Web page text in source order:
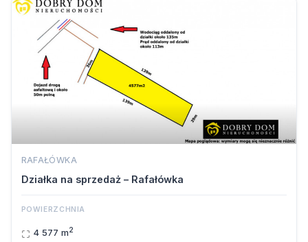
RAFAŁÓWKA
Działka na sprzedaż – Rafałówka
POWIERZCHNIA
4 577 m2